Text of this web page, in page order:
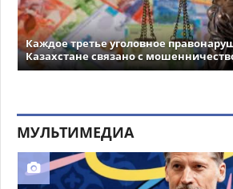
Каждое третье уголовное
Казахстане связано с
МУЛЬТИМЕДИА